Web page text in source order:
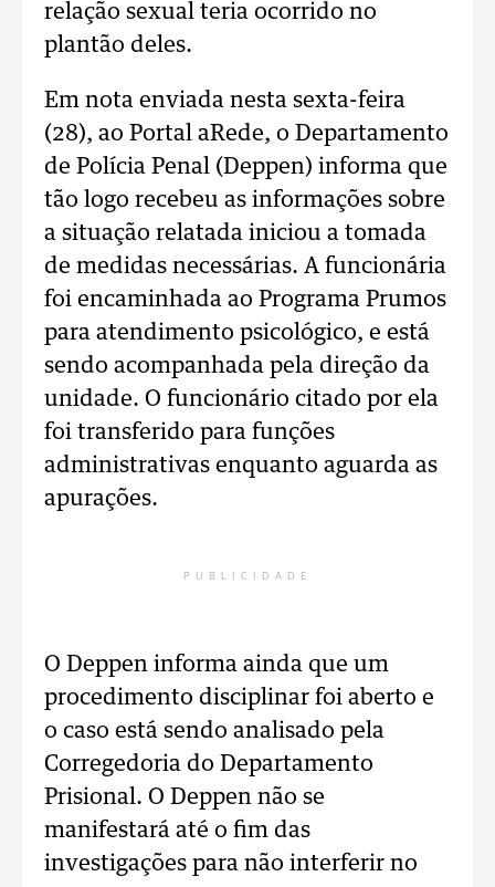
relação sexual teria ocorrido no
plantão deles.
Em nota enviada nesta sexta-feira
(28), ao Portal aRede, o Departamento
de Polícia Penal (Deppen) informa que
tão logo recebeu as informações sobre
a situação relatada iniciou a tomada
de medidas necessárias. A funcionária
foi encaminhada ao Programa Prumos
para atendimento psicológico, e está
sendo acompanhada pela direção da
unidade. O funcionário citado por ela
foi transferido para funções
administrativas enquanto aguarda as
apurações.
PUBLICIDADE
O Deppen informa ainda que um
procedimento disciplinar foi aberto e
o caso está sendo analisado pela
Corregedoria do Departamento
Prisional. O Deppen não se
manifestará até o fim das
investigações para não interferir no